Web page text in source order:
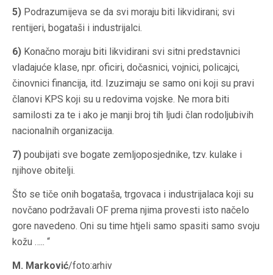
5) Podrazumijeva se da svi moraju biti likvidirani; svi
rentijeri, bogataši i industrijalci.
6) Konačno moraju biti likvidirani svi sitni predstavnici
vladajuće klase, npr. oficiri, dočasnici, vojnici, policajci,
činovnici financija, itd. Izuzimaju se samo oni koji su pravi
članovi KPS koji su u redovima vojske. Ne mora biti
samilosti za te i ako je manji broj tih ljudi član rodoljubivih
nacionalnih organizacija.
7) poubijati sve bogate zemljoposjednike, tzv. kulake i
njihove obitelji.
Što se tiče onih bogataša, trgovaca i industrijalaca koji su
novčano podržavali OF prema njima provesti isto načelo
gore navedeno. Oni su time htjeli samo spasiti samo svoju
kožu ….. “
M. Marković/foto:arhiv